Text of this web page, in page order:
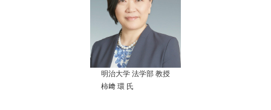
明治大学 法学部 教授
柿﨑 環 氏